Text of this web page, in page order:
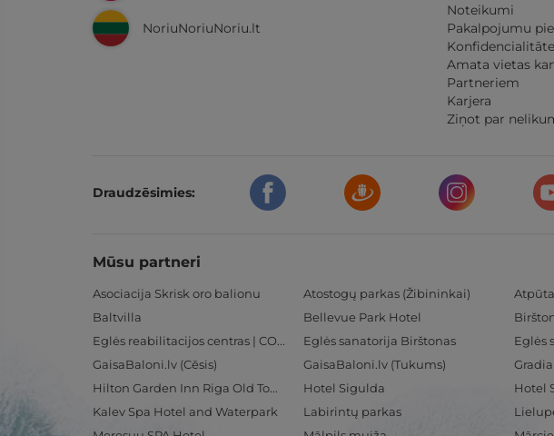
NoriuNoriuNoriu.lt
Noteikumi
Pakalpojumu
Amata vietas
Partneriem
Karjera
Ziņot par
Draudzēsimies:
Mūsu partneri
Asociacija Skrisk oro balionu Atostogų parkas (Žibininkai)
Baltvilla
Bellevue Park Hotel
Eglės reabilitacijos centras | CORE
Eglės sanatorija Birštonas Eglės
GaisaBaloni.lv (Cēsis)
GaisaBaloni.lv (Tukums)
Hilton Garden Inn Riga Old Town
Hotel Sigulda Hotel
Kalev Spa Hotel and Waterpark
Labirintų parkas